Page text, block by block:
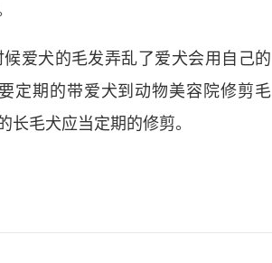
爱犬的毛发弄乱了爱犬会用自己的
定期的带爱犬到动物美容院修剪毛
毛犬应当定期的修剪。